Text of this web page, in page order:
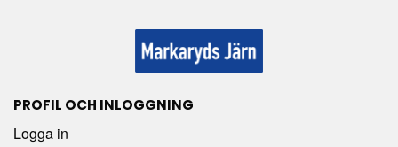
PROFIL OCH INLOGGNING
Logga in